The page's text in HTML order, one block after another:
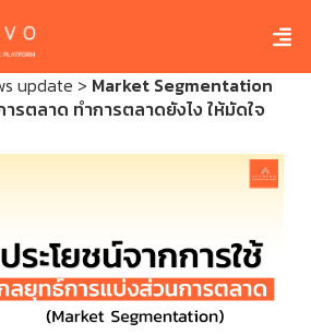
update > Market Segmentation
รตลาด ทำการตลาดยังไง ให้มัดใจ